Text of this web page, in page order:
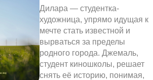
Дилара — студентка-
художница, упрямо идущая к
мечте стать известной и
вырваться за пределы
родного города. Джемаль,
студент киношколы, решает
снять её историю, понимая,